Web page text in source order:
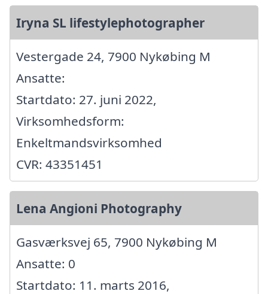
Iryna SL lifestylephotographer
Vestergade 24, 7900 Nykøbing M
Ansatte:
Startdato: 27. juni 2022,
Virksomhedsform:
Enkeltmandsvirksomhed
CVR: 43351451
Lena Angioni Photography
Gasværksvej 65, 7900 Nykøbing M
Ansatte: 0
Startdato: 11. marts 2016,